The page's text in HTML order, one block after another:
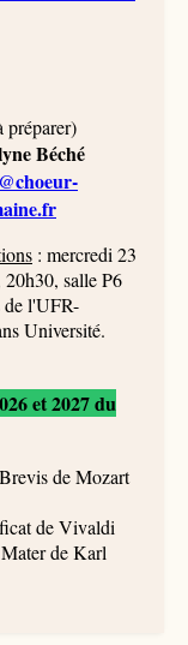
préparer)
Béché
: mercredi 23
20h30, salle P6
de l'UFR-
Université.
et 2027 du
de Mozart
de Vivaldi
de Karl